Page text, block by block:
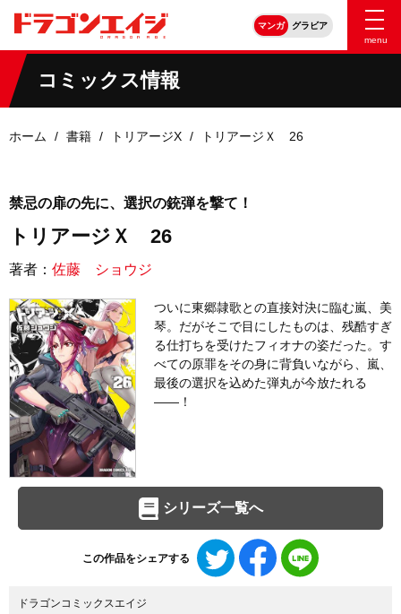
マンガ
グラビア
menu
コミックス情報
ホーム 書籍 トリアージX トリアージＸ 26
禁忌の扉の先に、選択の銃弾を撃て！
トリアージＸ 26
著者： 佐藤 ショウジ
ついに東郷隷歌との直接対決に臨む嵐、美
琴。だがそこで目にしたものは、残酷すぎ
る仕打ちを受けたフィオナの姿だった。す
べての原罪をその身に背負いながら、嵐、
最後の選択を込めた弾丸が今放たれる
――！
シリーズ一覧へ
この作品をシェアする
Twitter
で
Facebook
で
で
ドラゴンコミックスエイジ